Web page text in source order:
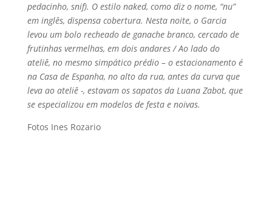
pedacinho, snif). O estilo naked, como diz o nome, “nu”
em inglês, dispensa cobertura. Nesta noite, o Garcia
levou um bolo recheado de ganache branco, cercado de
frutinhas vermelhas, em dois andares / Ao lado do
ateliê, no mesmo simpático prédio – o estacionamento é
na Casa de Espanha, no alto da rua, antes da curva que
leva ao ateliê -, estavam os sapatos da Luana Zabot, que
se especializou em modelos de festa e noivas.
Fotos Ines Rozario